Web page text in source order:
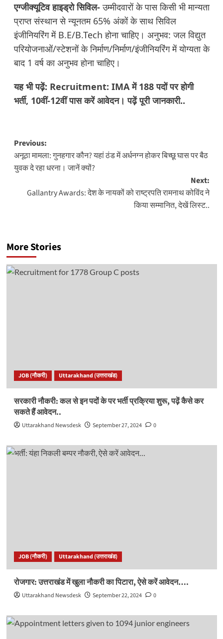
एग्जीक्यूटिव हाइड्रो सिविल-उम्मीदवारों के पास किसी भी मान्यता
प्राप्त संस्थान से न्यूनतम 65% अंकों के साथ सिविल
इंजीनियरिंग में B.E/B.Tech होना चाहिए। अनुभव: जल विद्युत
परियोजनाओं/स्टेशनों के निर्माण/निर्माण/इंजीनियरिंग में योग्यता के
बाद 1 वर्ष का अनुभव होना चाहिए।
यह भी पढ़ें: Recruitment: IMA में 188 पदों पर होगी
भर्ती, 10वीं-12वीं पास करें आवेदन। पढ़ें पूरी जानकारी..
Post
navigation
Previous:
अनूठा मामला: गुनहगार कौन? यहां ठंड में अर्धनग्न होकर बिच्छू घास पर बैठ
युवक दे रहा धरना। जानें क्यों?
Next:
Gallantry Awards: देश के नायकों को राष्ट्रपति रामनाथ कोविंद ने
किया सम्मानित, देखें लिस्ट..
More Stories
JOB (नौकरी) Uttarakhand (उत्तराखंड)
सरकारी नौकरी: कल से इन पदों के पर भर्ती प्रक्रिया शुरू, पढ़ें कैसे कर
सकते हैं आवेदन..
Uttarakhand Newsdesk September 27, 2024 0
JOB (नौकरी) Uttarakhand (उत्तराखंड)
रोजगार: उत्तराखंड में खुला नौकरी का पिटारा, ऐसे करें आवेदन….
Uttarakhand Newsdesk September 22, 2024 0